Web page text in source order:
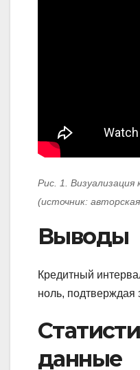
Рис. 1. Визуализация
(источник:
Выводы
Кредитный
ноль, подтверждая
данные